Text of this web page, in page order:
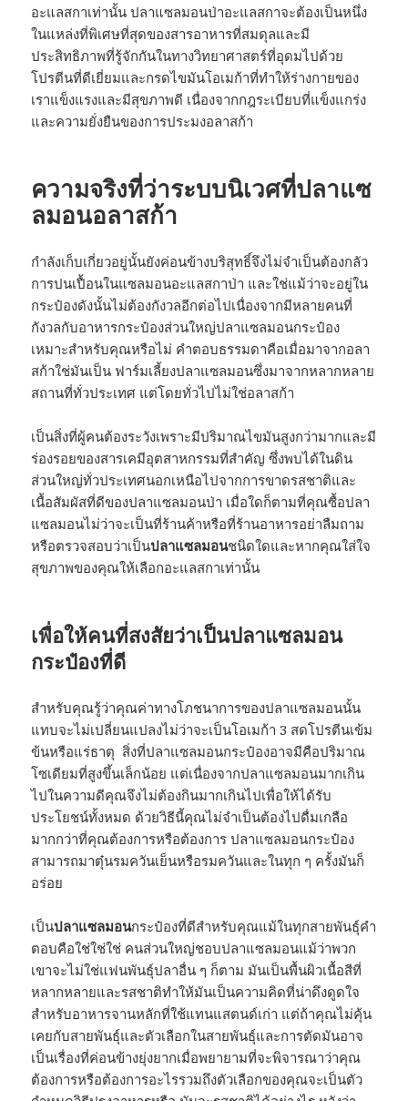
อะแลสกาเท่านั้น ปลาแซลมอนป่าอะแลสกาจะต้องเป็นหนึ่ง
ในแหล่งที่พิเศษที่สุดของสารอาหารที่สมดุลและมี
ประสิทธิภาพที่รู้จักกันในทางวิทยาศาสตร์ที่อุดมไปด้วย
โปรตีนที่ดีเยี่ยมและกรดไขมันโอเมก้าที่ทำให้ร่างกายของ
เราแข็งแรงและมีสุขภาพดี เนื่องจากกฎระเบียบที่แข็งแกร่ง
และความยั่งยืนของการประมงอลาสก้า
ความจริงที่ว่าระบบนิเวศที่ปลาแซ
ลมอนอลาสก้า
กำลังเก็บเกี่ยวอยู่นั้นยังค่อนข้างบริสุทธิ์จึงไม่จำเป็นต้องกลัว
การปนเปื้อนในแซลมอนอะแลสกาป่า และใช่แม้ว่าจะอยู่ใน
กระป๋องดังนั้นไม่ต้องกังวลอีกต่อไปเนื่องจากมีหลายคนที่
กังวลกับอาหารกระป๋องส่วนใหญ่ปลาแซลมอนกระป๋อง
เหมาะสำหรับคุณหรือไม่ คำตอบธรรมดาคือเมื่อมาจากอลา
สก้าใช่มันเป็น ฟาร์มเลี้ยงปลาแซลมอนซึ่งมาจากหลากหลาย
สถานที่ทั่วประเทศ แต่โดยทั่วไปไม่ใช่อลาสก้า
เป็นสิ่งที่ผู้คนต้องระวังเพราะมีปริมาณไขมันสูงกว่ามากและมี
ร่องรอยของสารเคมีอุตสาหกรรมที่สำคัญ ซึ่งพบได้ในดิน
ส่วนใหญ่ทั่วประเทศนอกเหนือไปจากการขาดรสชาติและ
เนื้อสัมผัสที่ดีของปลาแซลมอนป่า เมื่อใดก็ตามที่คุณซื้อปลา
แซลมอนไม่ว่าจะเป็นที่ร้านค้าหรือที่ร้านอาหารอย่าลืมถาม
หรือตรวจสอบว่าเป็นปลาแซลมอนชนิดใดและหากคุณใส่ใจ
สุขภาพของคุณให้เลือกอะแลสกาเท่านั้น
เพื่อให้คนที่สงสัยว่าเป็นปลาแซลมอน
กระป๋องที่ดี
สำหรับคุณรู้ว่าคุณค่าทางโภชนาการของปลาแซลมอนนั้น
แทบจะไม่เปลี่ยนแปลงไม่ว่าจะเป็นโอเมก้า 3 สดโปรตีนเข้ม
ข้นหรือแร่ธาตุ สิ่งที่ปลาแซลมอนกระป๋องอาจมีคือปริมาณ
โซเดียมที่สูงขึ้นเล็กน้อย แต่เนื่องจากปลาแซลมอนมากเกิน
ไปในความดีคุณจึงไม่ต้องกินมากเกินไปเพื่อให้ได้รับ
ประโยชน์ทั้งหมด ด้วยวิธีนี้คุณไม่จำเป็นต้องไปดื่มเกลือ
มากกว่าที่คุณต้องการหรือต้องการ ปลาแซลมอนกระป๋อง
สามารถมาตุ๋นรมควันเย็นหรือรมควันและในทุก ๆ ครั้งมันก็
อร่อย
เป็นปลาแซลมอนกระป๋องที่ดีสำหรับคุณแม้ในทุกสายพันธุ์คำ
ตอบคือใช่ใช่ใช่ คนส่วนใหญ่ชอบปลาแซลมอนแม้ว่าพวก
เขาจะไม่ใช่แฟนพันธุ์ปลาอื่น ๆ ก็ตาม มันเป็นพื้นผิวเนื้อสีที่
หลากหลายและรสชาติทำให้มันเป็นความคิดที่น่าดึงดูดใจ
สำหรับอาหารจานหลักที่ใช้แทนแสตนด์เก่า แต่ถ้าคุณไม่คุ้น
เคยกับสายพันธุ์และตัวเลือกในสายพันธุ์และการตัดมันอาจ
เป็นเรื่องที่ค่อนข้างยุ่งยากเมื่อพยายามที่จะพิจารณาว่าคุณ
ต้องการหรือต้องการอะไรรวมถึงตัวเลือกของคุณจะเป็นตัว